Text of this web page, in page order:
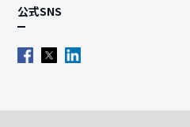
公式SNS